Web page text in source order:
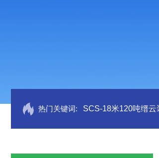
热门关键词: SCS-18米120吨缙